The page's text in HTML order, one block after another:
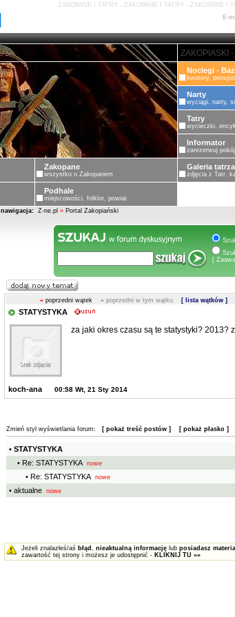
ZAKOPANE I TATRY - ZAKOPANE I TATRY - ZAKOPANE I
E-
ZAKOPANE -
Noclegi -
kwatery,
Narty
wyciągi, narty,
Tatry
wycieczki,
Informator
zarezerwuj
Zakopane
wszystko o Zakopanem
Galeria
zdjęcia z Tatr,
Podhale
miejscowości, folklor, powiat
nawigacja: Z-ne.pl » Portal Zakopiański
[
«poprzedni wątek «poprzedni w tym wątku [ lista wątków ]
STATYSTYKA
za jaki okres czasu są te statystyki? 2013?
koch-ana 00:58 Wt, 21 Sty 2014
Zmień styl wyświetlania forum: [ pokaż treść postów ] [ pokaż płasko ]
• STATYSTYKA
• Re: STATYSTYKAnowe
• Re: STATYSTYKAnowe
• aktualnenowe
Jeżeli znalazłeś/aś błąd , nieaktualną informacjęlub posiadasz
zawartość tej strony i możesz je udostępnić - KLIKNIJ TU »»